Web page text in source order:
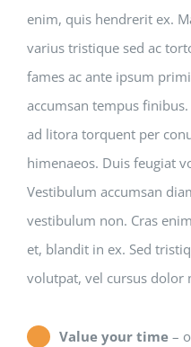
enim, quis hendrerit ex.
varius tristique sed ac
fames ac ante ipsum
accumsan tempus
ad litora torquent per
himenaeos. Duis feugiat
Vestibulum accumsan
vestibulum non. Cras
et, blandit in ex. Sed
volutpat, vel cursus dolor
Value your time –